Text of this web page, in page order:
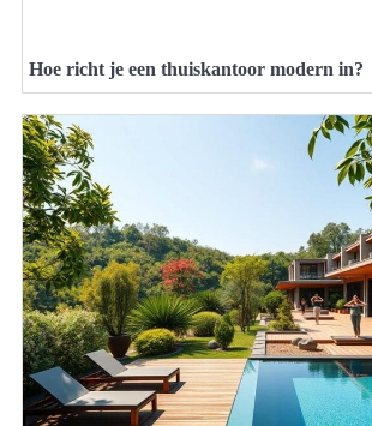
Hoe richt je een thuiskantoor modern in?